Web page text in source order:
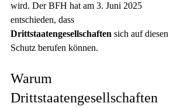
wird. Der BFH hat am 3. Juni 2025
entschieden, dass
Drittstaatengesellschaften sich auf diesen
Schutz berufen können.
Warum
Drittstaatengesellschaften